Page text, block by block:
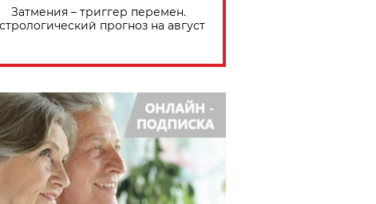
Затмения – триггер перемен.
прогноз на август